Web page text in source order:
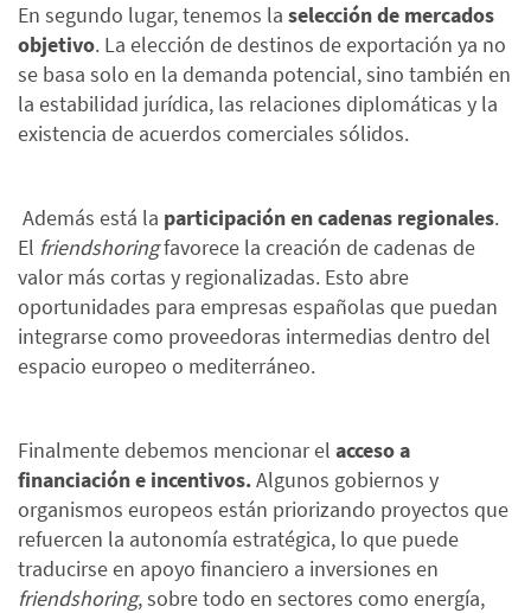
En segundo lugar, tenemos la selección de mercados
objetivo. La elección de destinos de exportación ya no
se basa solo en la demanda potencial, sino también en
la estabilidad jurídica, las relaciones diplomáticas y la
existencia de acuerdos comerciales sólidos.
Además está la participación en cadenas regionales.
El friendshoringfavorece la creación de cadenas de
valor más cortas y regionalizadas. Esto abre
oportunidades para empresas españolas que puedan
integrarse como proveedoras intermedias dentro del
espacio europeo o mediterráneo.
Finalmente debemos mencionar el acceso a
financiación e incentivos.Algunos gobiernos y
organismos europeos están priorizando proyectos que
refuercen la autonomía estratégica, lo que puede
traducirse en apoyo financiero a inversiones en
friendshoring, sobre todo en sectores como energía,